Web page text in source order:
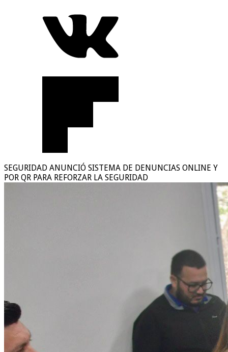
SEGURIDAD ANUNCIÓ SISTEMA DE DENUNCIAS ONLINE Y
POR QR PARA REFORZAR LA SEGURIDAD